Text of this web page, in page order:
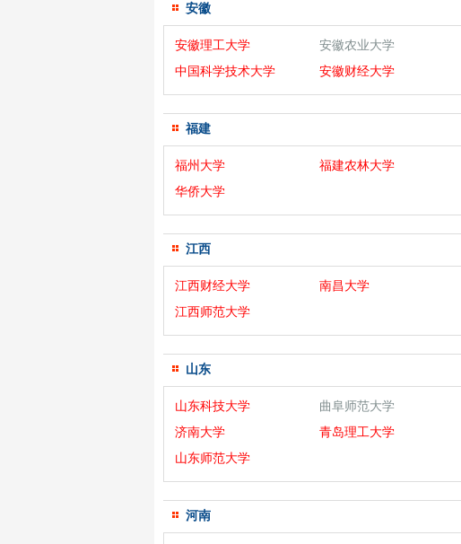
安徽
安徽理工大学 安徽农业大学
中国科学技术大学
安徽财经大学
福建
福州大学 福建农林大学
华侨大学
江西
江西财经大学 南昌大学
江西师范大学
山东
山东科技大学 曲阜师范大学
济南大学
青岛理工大学
山东师范大学
河南